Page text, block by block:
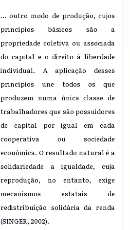
... outro modo de produção, cujos
princípios básicos são a
propriedade coletiva ou associada
do capital e o direito à liberdade
individual. A aplicação desses
princípios une todos os que
produzem numa única classe de
trabalhadores que são possuidores
de capital por igual em cada
cooperativa ou sociedade
econômica. O resultado natural é a
solidariedade a igualdade, cuja
reprodução, no entanto, exige
mecanismos estatais de
redistribuição solidária da renda
(SINGER, 2002).